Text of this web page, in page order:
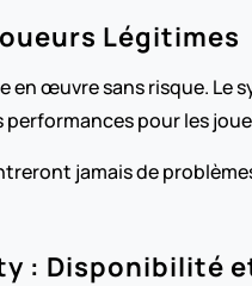
Légitimes
en œuvre sans risque.
pour les
jamais de
: Disponibilité